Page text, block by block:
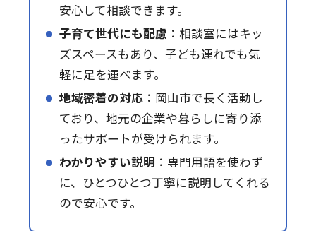
安心して相談できます。
子育て世代にも配慮 ：相談室にはキッ
ズスペースもあり、子ども連れでも気
軽に足を運べます。
地域密着の対応：岡山市で長く活動し
ており、地元の企業や暮らしに寄り添
ったサポートが受けられます。
わかりやすい説明 ：専門用語を使わず
に、ひとつひとつ丁寧に説明してくれる
ので安心です。